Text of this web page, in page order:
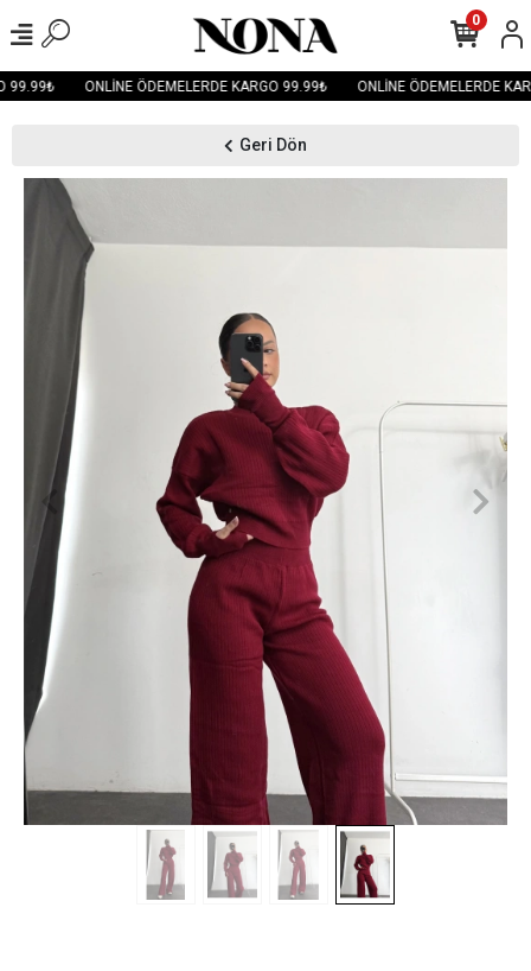
99.99₺ ONLİNE ÖDEMELERDE KARGO 99.99₺ ONLİNE ÖDEMELERDE
0
Geri Dön